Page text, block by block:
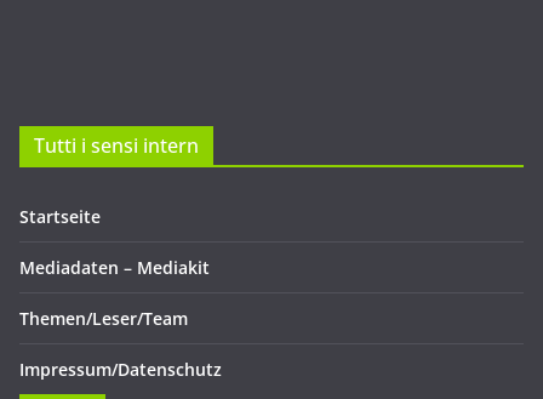
Tutti i sensi intern
Startseite
Mediadaten – Mediakit
Themen/Leser/Team
Impressum/Datenschutz